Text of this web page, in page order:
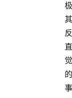
极
其
反
直
觉
的
事